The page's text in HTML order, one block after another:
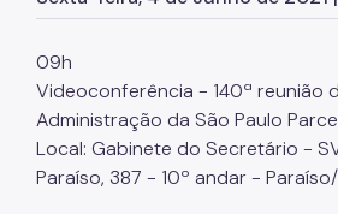
Herbário Municipal
Parques Concessionados
Unidades de Conservação
Trilha Interparques
09h
Videoconferência - 140ª reunião
Administração da São Paulo
Local: Gabinete do Secretário -
Paraíso, 387 - 10º andar -